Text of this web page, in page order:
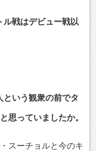
戦はデビュー戦以
いう観衆の前でタ
思っていましたか。
スーチョルと今のキ